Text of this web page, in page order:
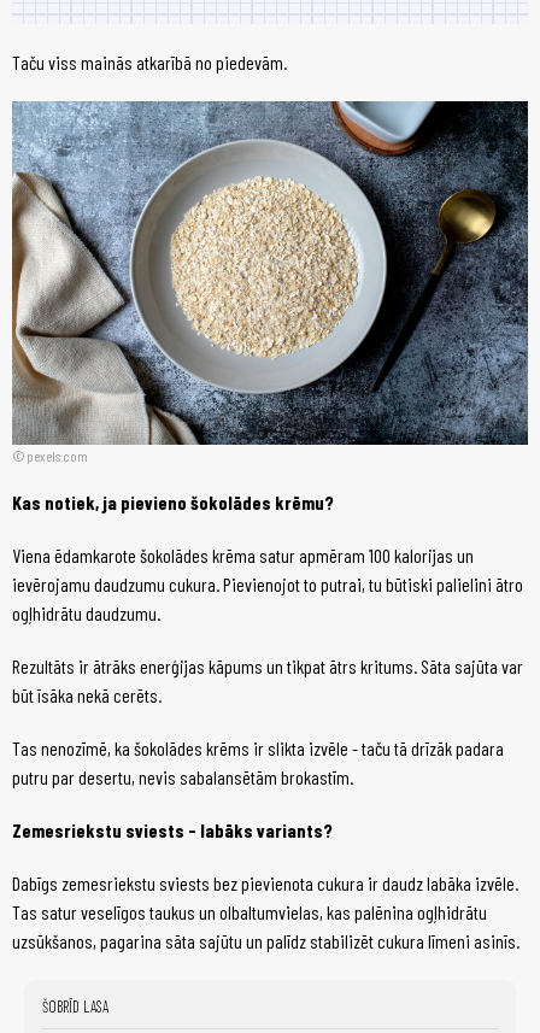
Taču viss mainās atkarībā no piedevām.
pexels.com
Kas notiek, ja pievieno šokolādes krēmu?
Viena ēdamkarote šokolādes krēma satur apmēram 100 kalorijas un
ievērojamu daudzumu cukura. Pievienojot to putrai, tu būtiski palielini ātro
ogļhidrātu daudzumu.
Rezultāts ir ātrāks enerģijas kāpums un tikpat ātrs kritums. Sāta sajūta var
būt īsāka nekā cerēts.
Tas nenozīmē, ka šokolādes krēms ir slikta izvēle - taču tā drīzāk padara
putru par desertu, nevis sabalansētām brokastīm.
Zemesriekstu sviests - labāks variants?
Dabīgs zemesriekstu sviests bez pievienota cukura ir daudz labāka izvēle.
Tas satur veselīgos taukus un olbaltumvielas, kas palēnina ogļhidrātu
uzsūkšanos, pagarina sāta sajūtu un palīdz stabilizēt cukura līmeni asinīs.
ŠOBRĪD LASA